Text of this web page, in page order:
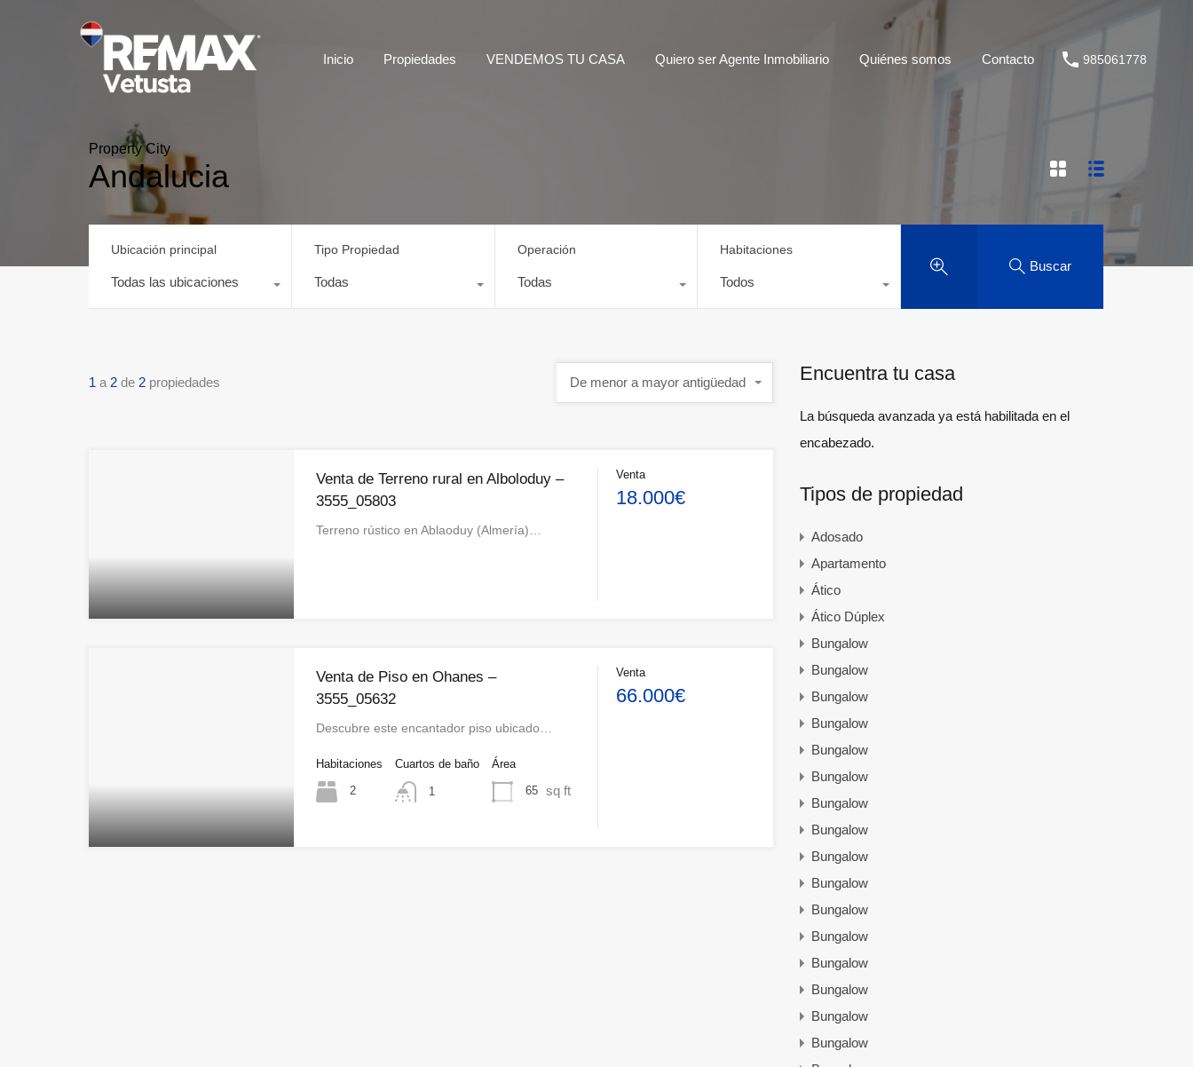
Inicio Propiedades VENDEMOS TU CASA Quiero ser Agente Inmobiliario Quiénes somos Contacto 985061778
Property City
Andalucia
Ubicación principal
Todas las ubicaciones
Tipo Propiedad
Todas
Operación
Todas
Habitaciones
Todos
Buscar
1 a 2 de 2 propiedades De menor a mayor antigüedad
Venta de Terreno rural en Alboloduy –
3555_05803
Terreno rústico en Ablaoduy (Almería)…
Venta
18.000€
Venta de Piso en Ohanes –
3555_05632
Descubre este encantador piso ubicado…
Habitaciones
2
Cuartos de baño
1
Área
65 sq ft
Venta
66.000€
Encuentra tu casa
La búsqueda avanzada ya está habilitada en el
encabezado.
Tipos de propiedad
Adosado
Apartamento
Ático
Ático Dúplex
Bungalow
Bungalow
Bungalow
Bungalow
Bungalow
Bungalow
Bungalow
Bungalow
Bungalow
Bungalow
Bungalow
Bungalow
Bungalow
Bungalow
Bungalow
Bungalow